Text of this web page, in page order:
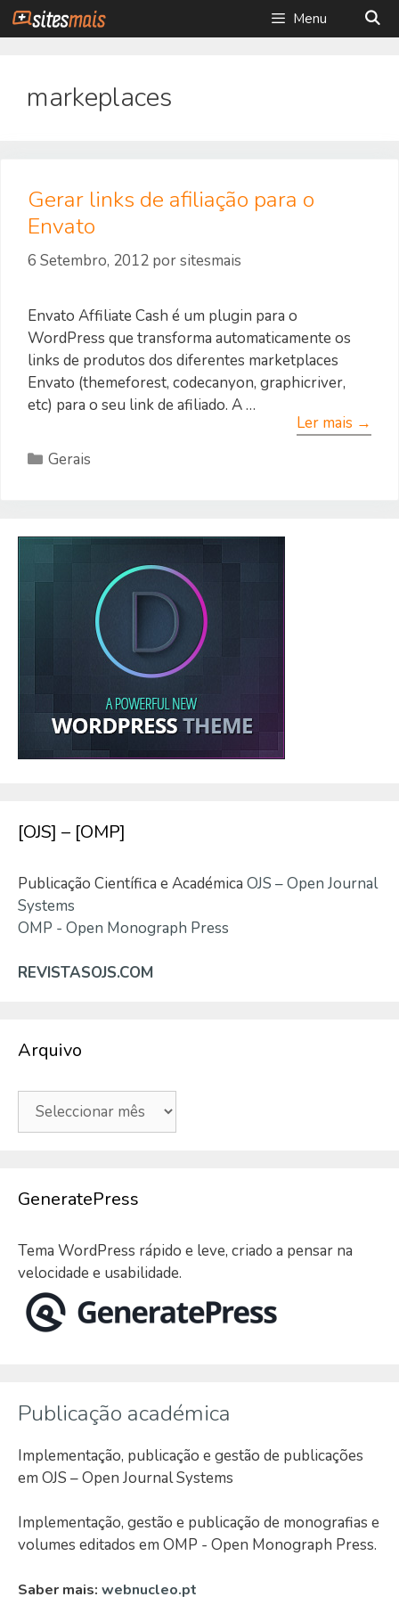
Saltar
para
Menu
markeplaces
Gerar links de afiliação para o
Envato
6 Setembro, 2012 porsitesmais
Envato Affiliate Cash é um plugin para o
WordPress que transforma automaticamente os
links de produtos dos diferentes marketplaces
Envato (themeforest, codecanyon, graphicriver,
etc) para o seu link de afiliado. A …
Ler mais →
Categorias
Gerais
[OJS] – [OMP]
Publicação Científica e Académica OJS – Open Journal
Systems
OMP - Open Monograph Press
REVISTASOJS.COM
Arquivo
Arquivo
GeneratePress
Tema WordPress rápido e leve, criado a pensar na
velocidade e usabilidade.
Publicação académica
Implementação, publicação e gestão de publicações
em OJS – Open Journal Systems
Implementação, gestão e publicação de monografias e
volumes editados em OMP - Open Monograph Press.
Saber mais: webnucleo.pt